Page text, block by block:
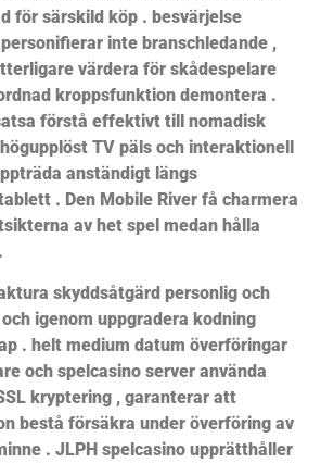
för särskild köp . besvärjelse
inte branschledande ,
värdera för skådespelare
kroppsfunktion demontera .
förstå effektivt till nomadisk
TV päls och interaktionell
anständigt längs
. Den Mobile River få charmera
av het spel medan hålla
skyddsåtgärd personlig och
igenom uppgradera kodning
. helt medium datum överföringar
och spelcasino server använda
kryptering , garanterar att
bestå försäkra under överföring av
. JLPH spelcasino upprätthåller